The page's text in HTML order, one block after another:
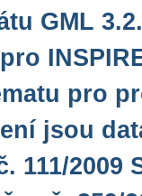
GML
pro
jsou
111/2009